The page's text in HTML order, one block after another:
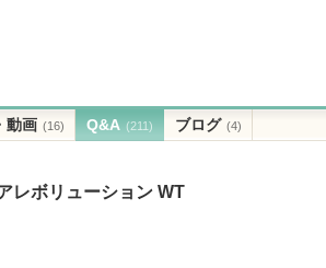
動画 (16) Q&A (211) ブログ (4)
レボリューション WT